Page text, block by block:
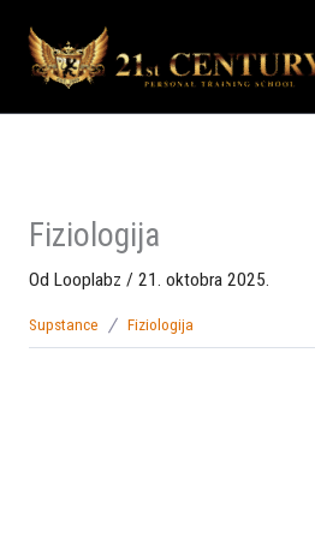
sadržaj
Fiziologija
Od Looplabz / 21. oktobra 2025.
Supstance Fiziologija